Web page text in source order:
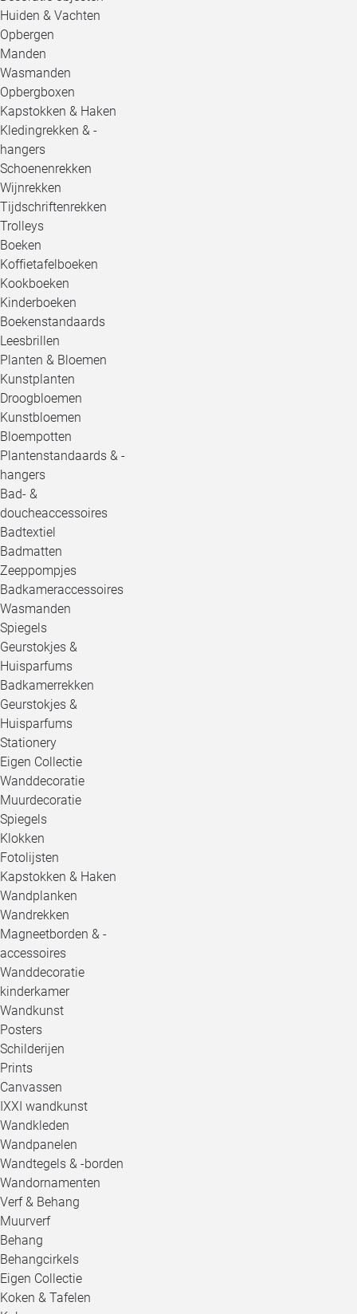
Huiden & Vachten
Opbergen
Manden
Wasmanden
Opbergboxen
Kapstokken & Haken
Kledingrekken & -
hangers
Schoenenrekken
Wijnrekken
Tijdschriftenrekken
Trolleys
Boeken
Koffietafelboeken
Kookboeken
Kinderboeken
Boekenstandaards
Leesbrillen
Planten & Bloemen
Kunstplanten
Droogbloemen
Kunstbloemen
Bloempotten
Plantenstandaards & -
hangers
Bad- &
doucheaccessoires
Badtextiel
Badmatten
Zeeppompjes
Badkameraccessoires
Wasmanden
Spiegels
Geurstokjes &
Huisparfums
Badkamerrekken
Geurstokjes &
Huisparfums
Stationery
Eigen Collectie
Wanddecoratie
Muurdecoratie
Spiegels
Klokken
Fotolijsten
Kapstokken & Haken
Wandplanken
Wandrekken
Magneetborden & -
accessoires
Wanddecoratie
kinderkamer
Wandkunst
Posters
Schilderijen
Prints
Canvassen
IXXI wandkunst
Wandkleden
Wandpanelen
Wandtegels & -borden
Wandornamenten
Verf & Behang
Muurverf
Behang
Behangcirkels
Eigen Collectie
Koken & Tafelen